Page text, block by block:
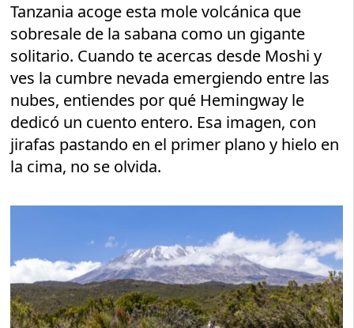
Tanzania acoge esta mole volcánica que
sobresale de la sabana como un gigante
solitario. Cuando te acercas desde Moshi y
ves la cumbre nevada emergiendo entre las
nubes, entiendes por qué Hemingway le
dedicó un cuento entero. Esa imagen, con
jirafas pastando en el primer plano y hielo en
la cima, no se olvida.